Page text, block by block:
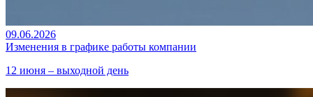
09.06.2026
Изменения в графике работы компании
12 июня – выходной день